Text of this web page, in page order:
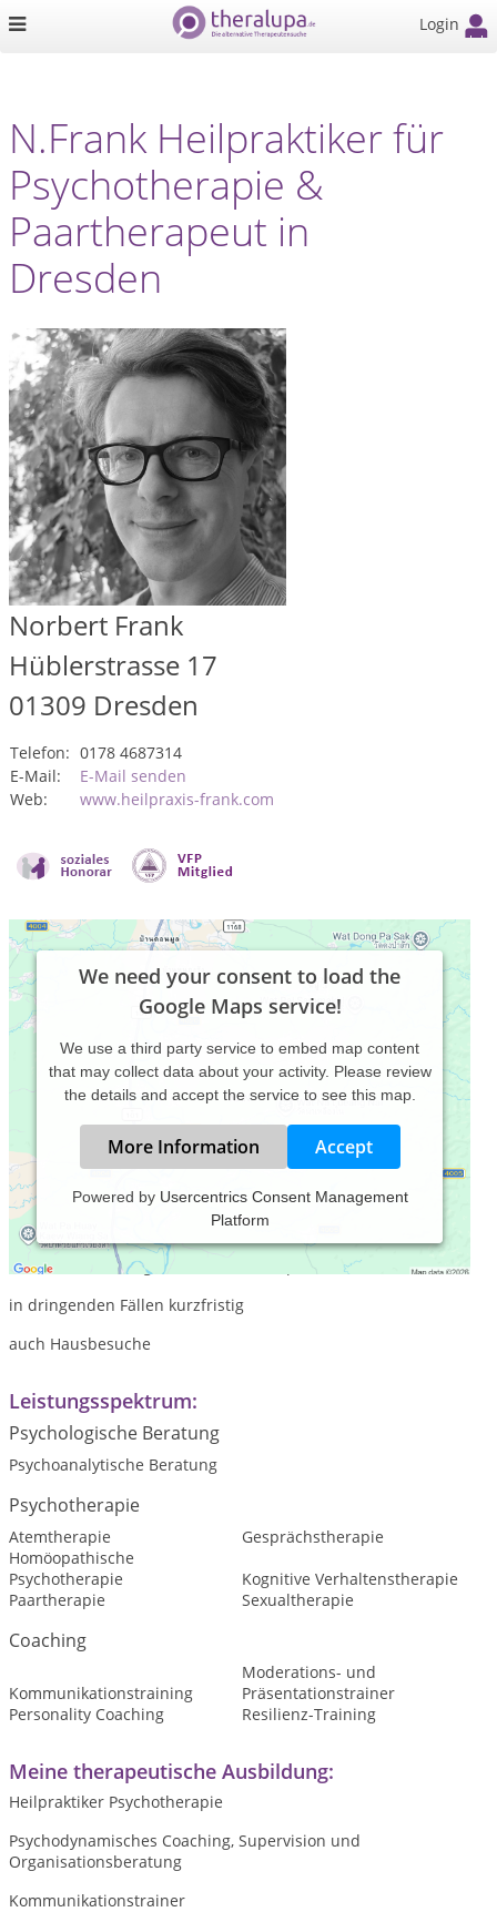
Login
N.Frank Heilpraktiker für
Psychotherapie &
Paartherapeut in
Dresden
Norbert Frank
Hüblerstrasse 17
01309 Dresden
Telefon: 0178 4687314
E-Mail:
E-Mail senden
Web:
www.heilpraxis-frank.com
We need your consent to load the
Google Maps service!
We use a third party service to embed map content
that may collect data about your activity. Please review
the details and accept the service to see this map.
More Information Accept
Powered by Usercentrics Consent Management
Platform
Praxiszeiten:
nach Vereinbarung (telefonisch oder per Mail)
in dringenden Fällen kurzfristig
auch Hausbesuche
Leistungsspektrum:
Psychologische Beratung
Psychoanalytische Beratung
Psychotherapie
Atemtherapie
Gesprächstherapie
Homöopathische
Psychotherapie
Kognitive Verhaltenstherapie
Paartherapie
Sexualtherapie
Coaching
Kommunikationstraining
Moderations- und
Präsentationstrainer
Personality Coaching
Resilienz-Training
Meine therapeutische Ausbildung:
Heilpraktiker Psychotherapie
Psychodynamisches Coaching, Supervision und
Organisationsberatung
Kommunikationstrainer